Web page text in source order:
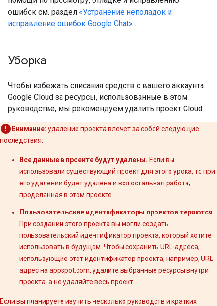
ошибок см. раздел «Устранение неполадок и
исправление ошибок Google Chat» .
Уборка
Чтобы избежать списания средств с вашего аккаунта
Google Cloud за ресурсы, использованные в этом
руководстве, мы рекомендуем удалить проект Cloud.
Внимание: удаление проекта влечет за собой следующие
последствия:
Все данные в проекте будут удалены. Если вы
использовали существующий проект для этого урока, то при
его удалении будет удалена и вся остальная работа,
проделанная в этом проекте.
Пользовательские идентификаторы проектов теряются.
При создании этого проекта вы могли создать
пользовательский идентификатор проекта, который хотите
использовать в будущем. Чтобы сохранить URL-адреса,
использующие этот идентификатор проекта, например, URL-
адрес на appspot.com, удалите выбранные ресурсы внутри
проекта, а не удаляйте весь проект.
Если вы планируете изучить несколько руководств и кратких